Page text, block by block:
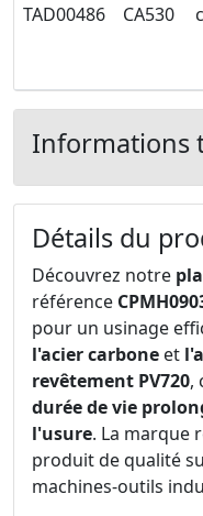
TAD00486
CA530
Informations
Détails du
Découvrez notre
référence
pour un usinage
l'acier carbone et
revêtement PV720,
durée de vie
l'usure. La marque
produit de qualité
machines-outils